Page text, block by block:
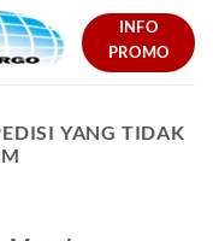
INFO
PROMO
YANG TIDAK